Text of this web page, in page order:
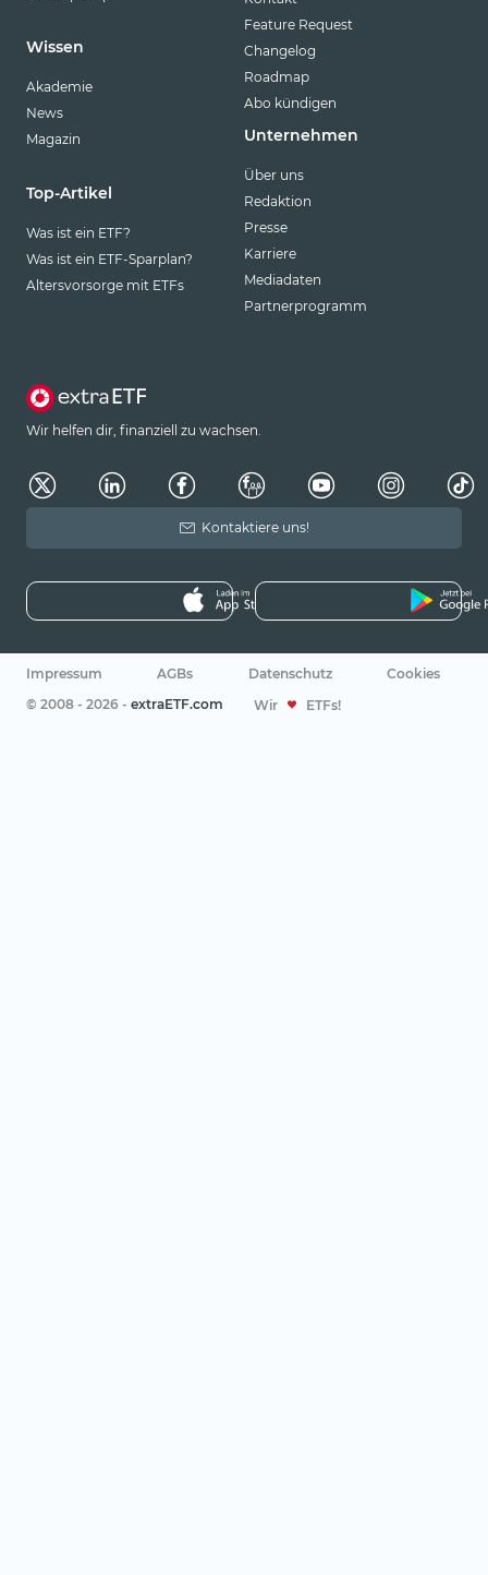
Wissen
Akademie
News
Magazin
Top-Artikel
Was ist ein ETF?
Was ist ein ETF-Sparplan?
Altersvorsorge mit ETFs
Feature Request
Changelog
Roadmap
Abo kündigen
Unternehmen
Über uns
Redaktion
Presse
Karriere
Mediadaten
Partnerprogramm
Wir helfen dir, finanziell zu wachsen.
Kontaktiere uns!
Impressum AGBs Datenschutz
Cookies
© 2008 - 2026 - extraETF.com Wir ETFs!